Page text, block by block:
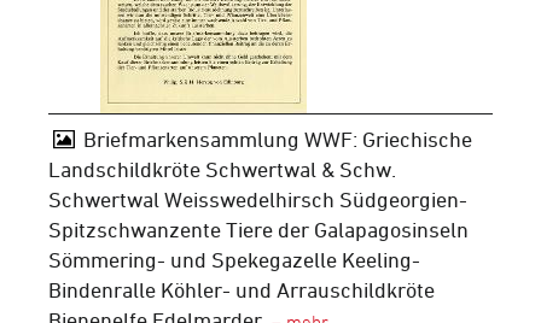
Briefmarkensammlung WWF: Griechische
Landschildkröte Schwertwal & Schw.
Schwertwal Weisswedelhirsch Südgeorgien-
Spitzschwanzente Tiere der Galapagosinseln
Sömmering- und Spekegazelle Keeling-
Bindenralle Köhler- und Arrauschildkröte